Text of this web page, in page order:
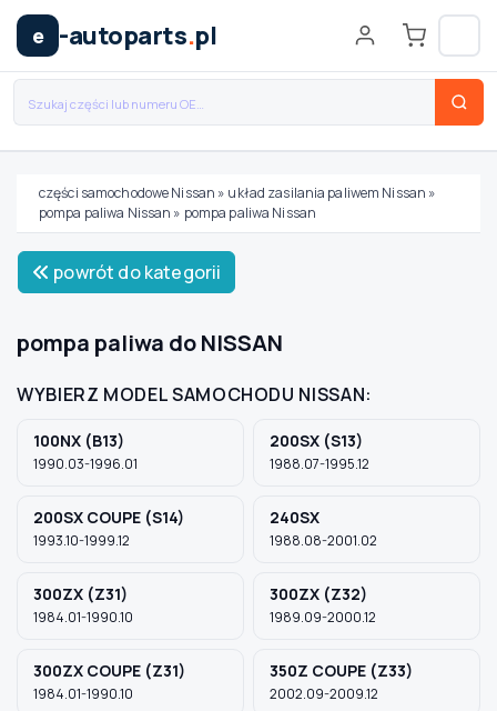
e -autoparts.pl
Wybierz swój pojazd
MARKA
TYP / SILNIK
części samochodowe Nissan » układ zasilania paliwem Nissan »
pompa paliwa Nissan » pompa paliwa Nissan
powrót do kategorii
pompa paliwa do NISSAN
WYBIERZ MODEL SAMOCHODU NISSAN:
100NX (B13)
1990.03-1996.01
200SX (S13)
1988.07-1995.12
200SX COUPE (S14)
1993.10-1999.12
240SX
1988.08-2001.02
300ZX (Z31)
1984.01-1990.10
300ZX (Z32)
1989.09-2000.12
300ZX COUPE (Z31)
1984.01-1990.10
350Z COUPE (Z33)
2002.09-2009.12